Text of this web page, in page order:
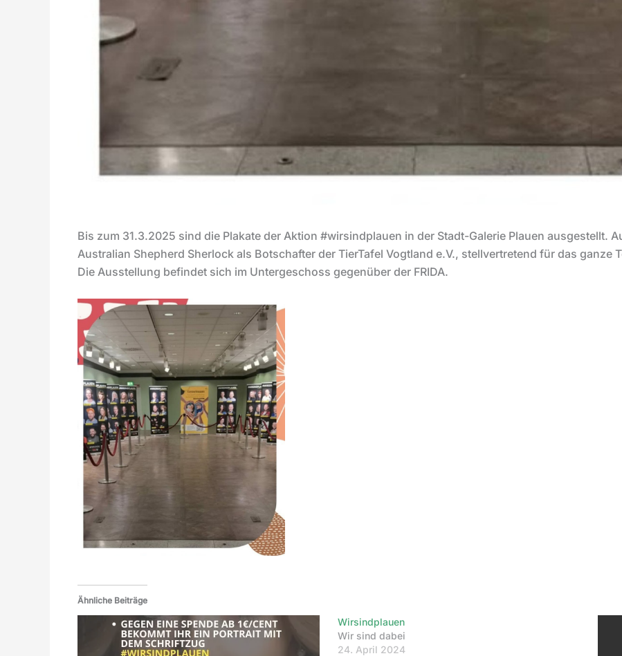
Bis zum 31.3.2025 sind die Plakate der Aktion #wirsindplauen in der Stadt-Galerie Plauen ausgestellt.
Australian Shepherd Sherlock als Botschafter der TierTafel Vogtland e.V., stellvertretend für das ganze
Die Ausstellung befindet sich im Untergeschoss gegenüber der FRIDA.
Ähnliche Beiträge
Wirsindplauen
Wir sind dabei
24. April 2024